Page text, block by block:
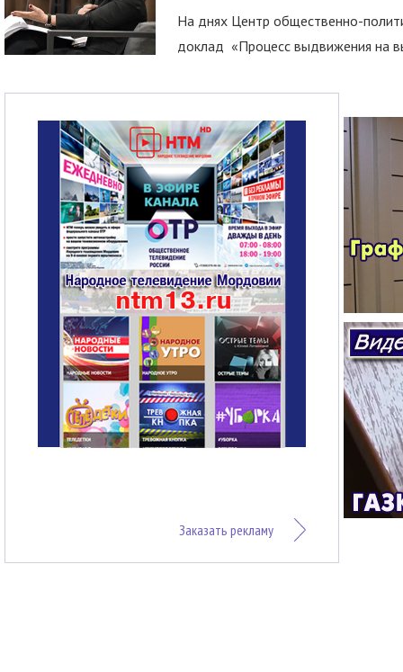
На днях Центр общественно-
доклад «Процесс выдвижения на
Заказать рекламу